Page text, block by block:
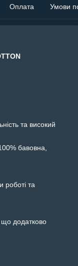
Оплата Умови
та високий
бавовна,
роботі та
що додатково